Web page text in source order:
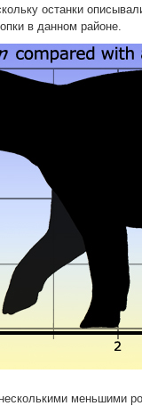
останки
в данном районе.
меньшими